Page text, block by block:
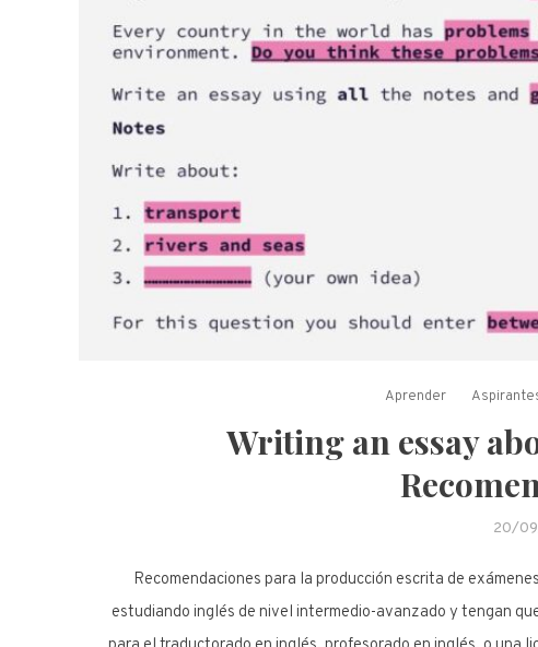
Aprender
Writing an essay
20/
Recomendaciones para la producción escrita de
estudiando inglés de nivel intermedio-avanzado y tengan